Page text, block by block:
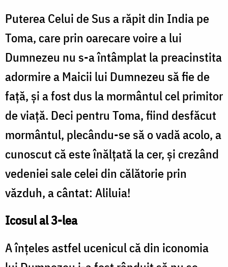
Puterea Celui de Sus a răpit din India pe
Toma, care prin oarecare voire a lui
Dumnezeu nu s-a întâmplat la preacinstita
adormire a Maicii lui Dumnezeu să fie de
faţă, şi a fost dus la mormântul cel primitor
de viaţă. Deci pentru Toma, fiind desfăcut
mormântul, plecându-se să o vadă acolo, a
cunoscut că este înălţată la cer, şi crezând
vedeniei sale celei din călătorie prin
văzduh, a cântat: Aliluia!
Icosul al 3-lea
A înţeles astfel ucenicul că din iconomia